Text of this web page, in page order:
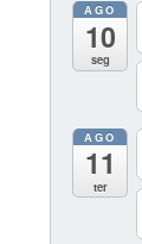
AGO
10
seg
AGO
11
ter